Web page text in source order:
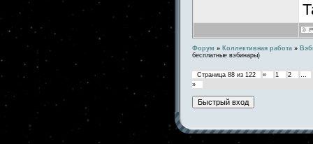
Форум » Коллективная работа »
бесплатные вэбинары)
Страница 88 из 122 « 1 2
…
»